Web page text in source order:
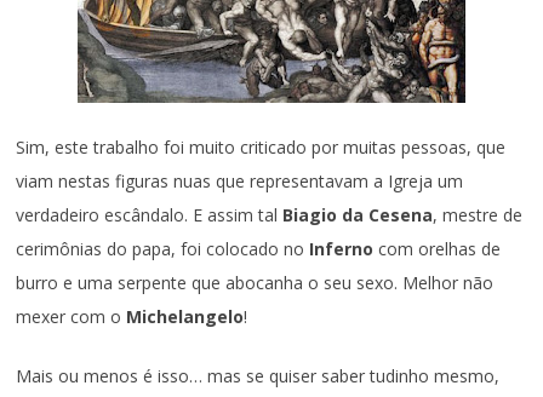
Sim, este trabalho foi muito criticado por muitas pessoas, que
viam nestas figuras nuas que representavam a Igreja um
verdadeiro escândalo. E assim tal Biagio da Cesena, mestre de
cerimônias do papa, foi colocado no Infernocom orelhas de
burro e uma serpente que abocanha o seu sexo. Melhor não
mexer com o Michelangelo!
Mais ou menos é isso… mas se quiser saber tudinho mesmo,